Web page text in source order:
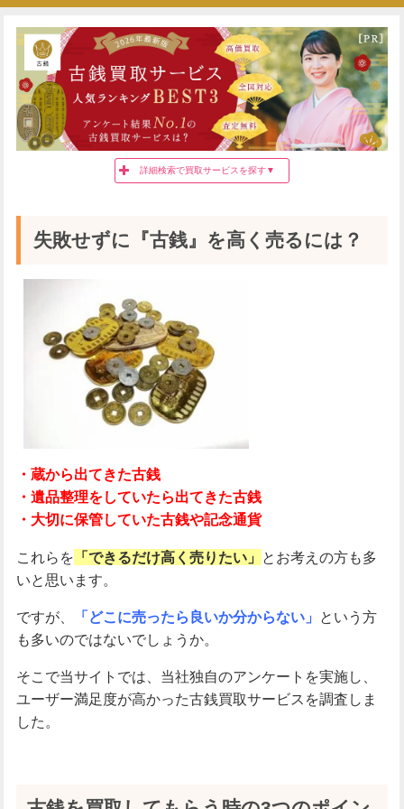
詳細検索で買取サービスを探す▼
買取方法
買取スピード
重視する 重視しない
希望する
こだわり条件
女性査定員多数 当日現金払い 24時間申し込み可
失敗せずに『古銭』を高く売るには？
・蔵から出てきた古銭
・遺品整理をしていたら出てきた古銭
・大切に保管していた古銭や記念通貨
これらを 「できるだけ高く売りたい」
とお考えの方も多
いと思います。
ですが、 「どこに売ったら良いか分からない」
という方
も多いのではないでしょうか。
そこで当サイトでは、当社独自のアンケートを実施し、
ユーザー満足度が高かった古銭買取サービスを調査しま
した。